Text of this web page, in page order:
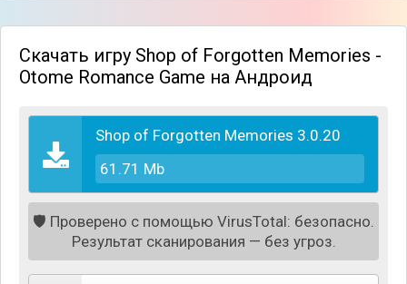
Скачать игру Shop of Forgotten Memories -
Otome Romance Game на Андроид
Shop of Forgotten Memories 3.0.20
61.71 Mb
🛡️ Проверено с помощью VirusTotal: безопасно.
Результат сканирования — без угроз.